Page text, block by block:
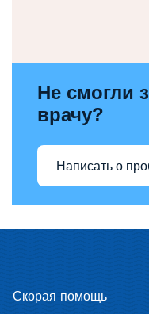
Не смогли
врачу?
Написать о
Скорая помощь